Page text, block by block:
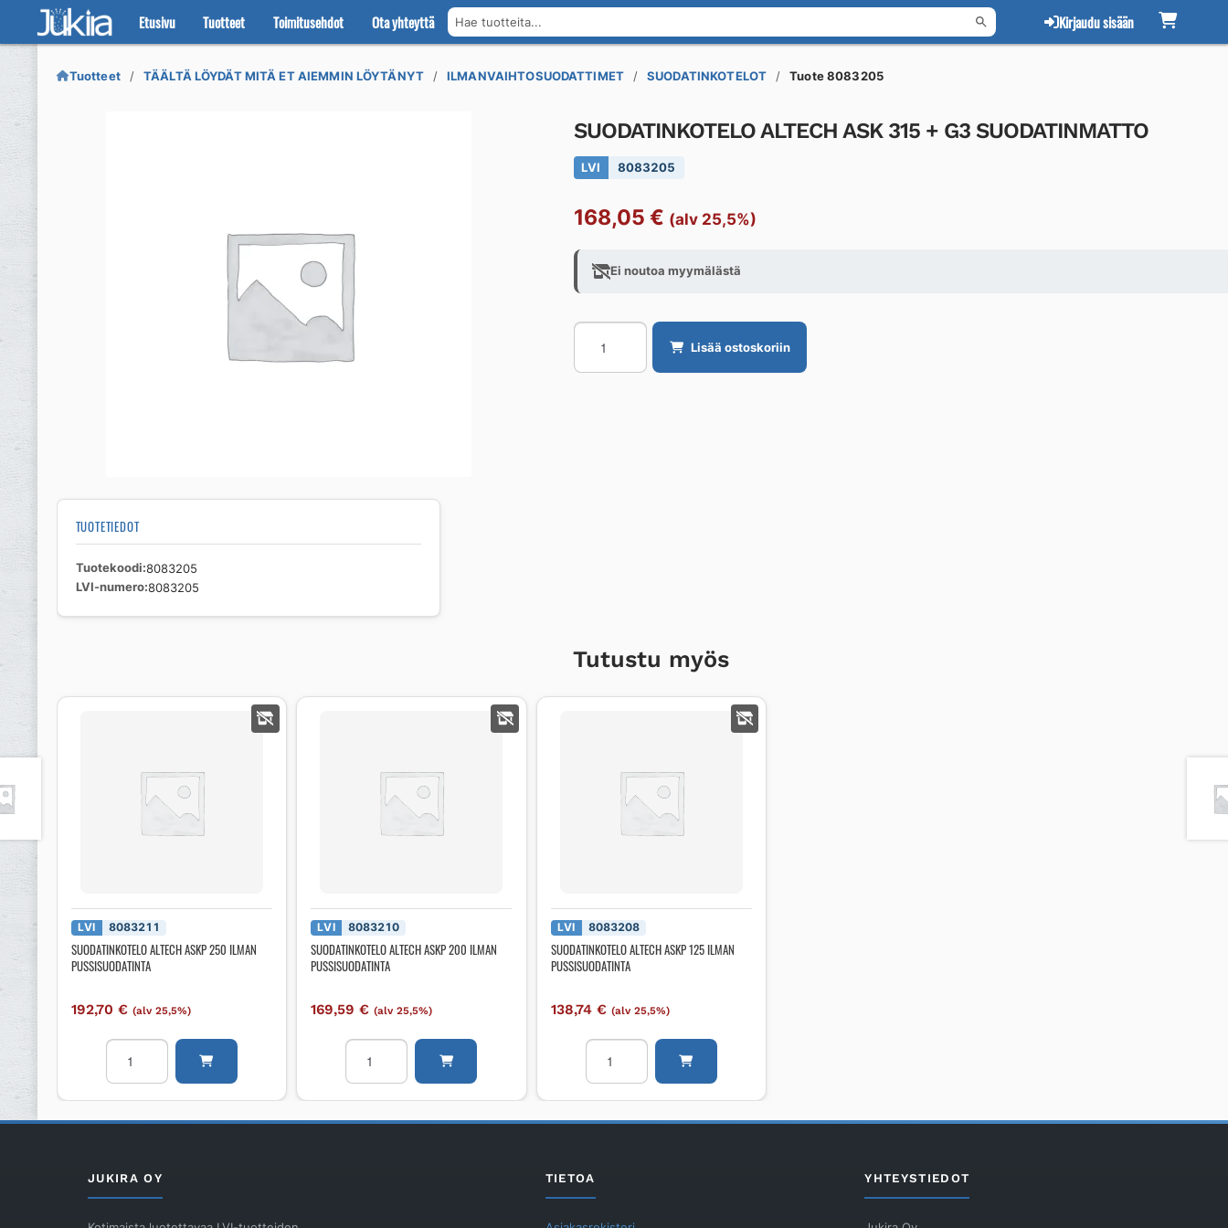
Etusivu Tuotteet Toimitusehdot Ota yhteyttä Hae tuotteita... Kirjaudu sisään
Siirry
navigointiin
Siirry
sisältöön
Tuotteet TÄÄLTÄ LÖYDÄT MITÄ ET AIEMMIN LÖYTÄNYT ILMANVAIHTOSUODATTIMET SUODATINKOTELOT Tuote 8083205
SUODATINKOTELO ALTECH ASK 315 + G3 SUODATINMATTO
LVI 8083205
168,05 € (alv 25,5%)
Ei noutoa myymälästä
SUODATINKOTELO
ALTECH
ASK
Lisää ostoskoriin
TUOTETIEDOT
Tuotekoodi 8083205
LVI-numero 8083205
Tutustu myös
LVI 8083211
SUODATINKOTELO ALTECH ASKP 250 ILMAN
PUSSISUODATINTA
192,70€ (alv 25,5%)
SUODATINKOTELO
ALTECH
ASKP
ILMAN
LVI 8083210
SUODATINKOTELO ALTECH ASKP 200 ILMAN
PUSSISUODATINTA
169,59€ (alv 25,5%)
SUODATINKOTELO
ALTECH
ASKP
ILMAN
LVI 8083208
SUODATINKOTELO ALTECH ASKP 125 ILMAN
PUSSISUODATINTA
138,74 € (alv 25,5%)
SUODATINKOTELO
ALTECH
ASKP
ILMAN
JUKIRA OY TIETOA YHTEYSTIEDOT